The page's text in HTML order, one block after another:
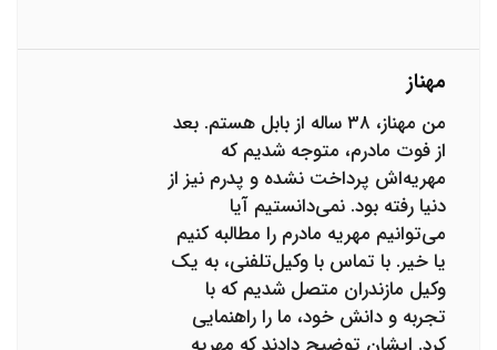
مهناز
من مهناز، ۳۸ ساله از بابل هستم. بعد
از فوت مادرم، متوجه شدیم که
مهریه‌اش پرداخت نشده و پدرم نیز از
دنیا رفته بود. نمی‌دانستیم آیا
می‌توانیم مهریه مادرم را مطالبه کنیم
یا خیر. با تماس با وکیل‌تلفنی، به یک
وکیل مازندران متصل شدیم که با
تجربه و دانش خود، ما را راهنمایی